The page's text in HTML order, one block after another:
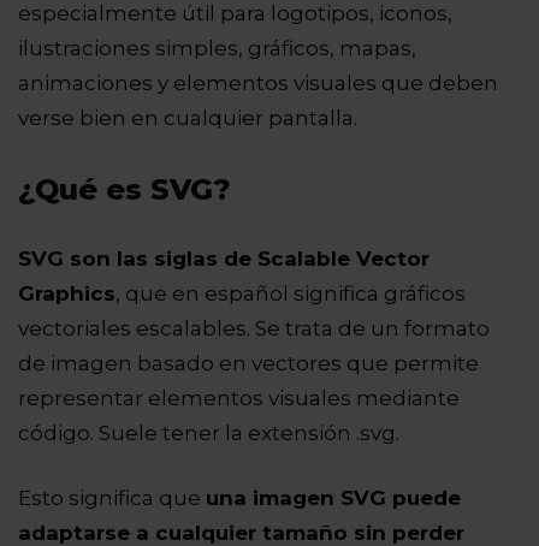
especialmente útil para logotipos, iconos,
ilustraciones simples, gráficos, mapas,
animaciones y elementos visuales que deben
verse bien en cualquier pantalla.
¿Qué es SVG?
SVG son las siglas de Scalable Vector
Graphics, que en español significa gráficos
vectoriales escalables. Se trata de un formato
de imagen basado en vectores que permite
representar elementos visuales mediante
código. Suele tener la extensión .svg.
Esto significa que una imagen SVG puede
adaptarse a cualquier tamaño sin perder